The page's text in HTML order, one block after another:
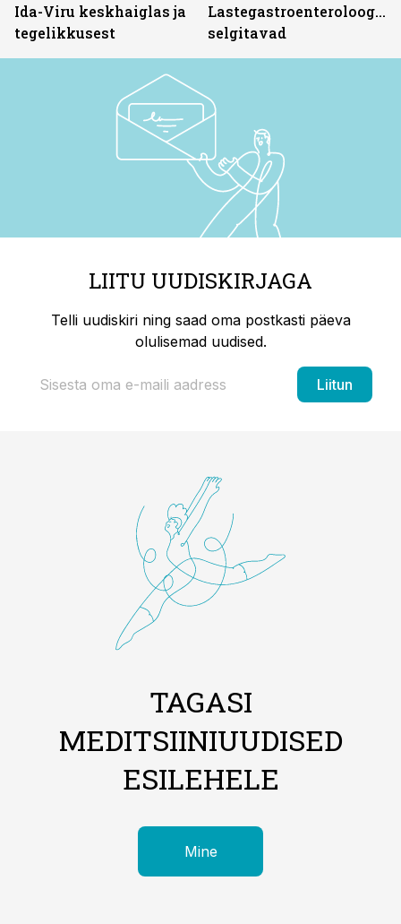
Ida-Viru keskhaiglas ja
tegelikkusest
Lastegastroenteroloogid
selgitavad
LIITU UUDISKIRJAGA
Telli uudiskiri ning saad oma postkasti päeva
olulisemad uudised.
Liitun
TAGASI
MEDITSIINIUUDISED
ESILEHELE
Mine